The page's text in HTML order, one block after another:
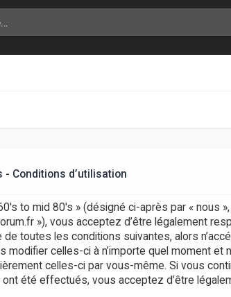
- Conditions d’utilisation
to mid 80's » (désigné ci-après par « nous
»), vous acceptez d’être légalement
toutes les conditions suivantes, alors
modifier celles-ci à n’importe quel moment
celles-ci par vous-même. Si vous
été effectués, vous acceptez d’être